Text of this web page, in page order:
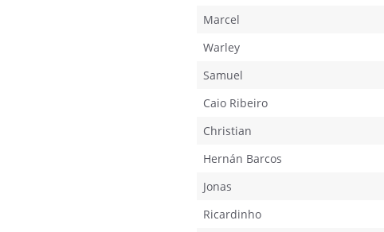
Marcel
Warley
Samuel
Caio Ribeiro
Christian
Hernán Barcos
Jonas
Ricardinho